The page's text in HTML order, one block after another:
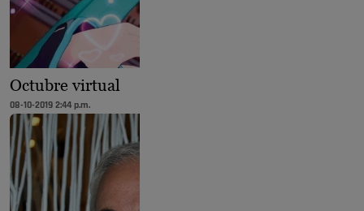
Octubre virtual
08-10-2019 2:44 p.m.